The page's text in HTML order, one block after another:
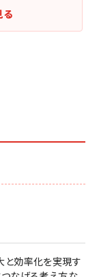
る
と効率化を実現す